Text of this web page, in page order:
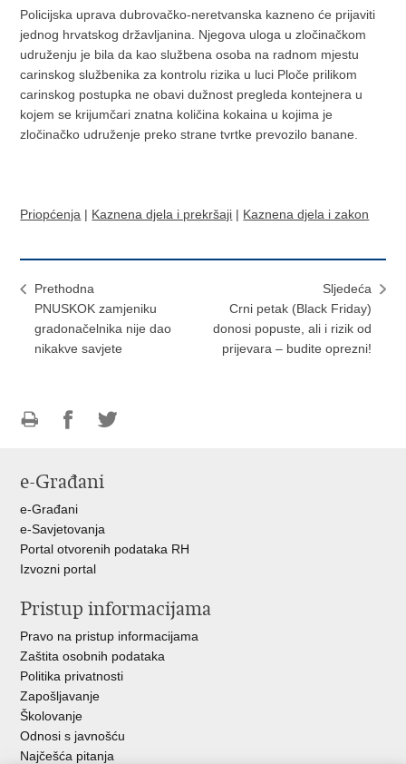
Policijska uprava dubrovačko-neretvanska kazneno će prijaviti
jednog hrvatskog državljanina. Njegova uloga u zločinačkom
udruženju je bila da kao službena osoba na radnom mjestu
carinskog službenika za kontrolu rizika u luci Ploče prilikom
carinskog postupka ne obavi dužnost pregleda kontejnera u
kojem se krijumčari znatna količina kokaina u kojima je
zločinačko udruženje preko strane tvrtke prevozilo banane.
Priopćenja | Kaznena djela i prekršaji | Kaznena djela i zakon
Prethodna
PNUSKOK zamjeniku
gradonačelnika nije dao
nikakve savjete
Sljedeća
Crni petak (Black Friday)
donosi popuste, ali i rizik od
prijevara – budite oprezni!
FacebookuTwitteru
e-Građani
e-Građani
e-Savjetovanja
Portal otvorenih podataka RH
Izvozni portal
Pristup informacijama
Pravo na pristup informacijama
Zaštita osobnih podataka
Politika privatnosti
Zapošljavanje
Školovanje
Odnosi s javnošću
Najčešća pitanja